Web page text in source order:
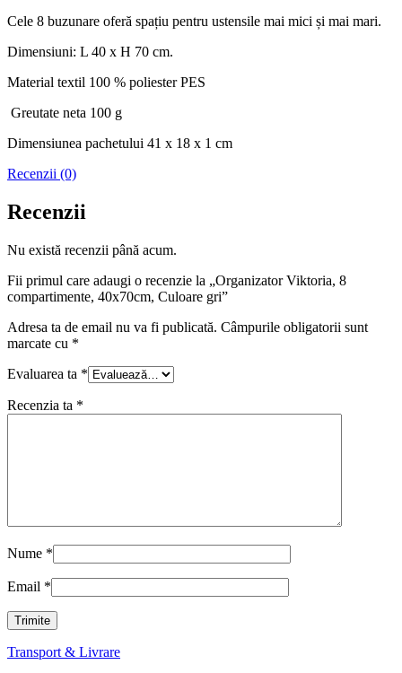
Cele 8 buzunare oferă spațiu pentru ustensile mai mici și mai mari.
Dimensiuni: L 40 x H 70 cm.
Material textil 100 % poliester PES
Greutate neta 100 g
Dimensiunea pachetului 41 x 18 x 1 cm
Recenzii (0)
Recenzii
Nu există recenzii până acum.
Fii primul care adaugi o recenzie la „Organizator Viktoria, 8
compartimente, 40x70cm, Culoare gri”
Adresa ta de email nu va fi publicată. Câmpurile obligatorii sunt
marcate cu *
Evaluarea ta *
Recenzia ta *
Nume *
Email *
Transport & Livrare